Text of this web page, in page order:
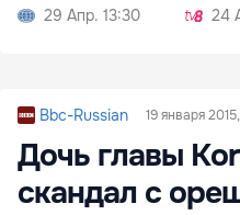
29 Апр. 13:30
24
Bbc-Russian 19 января 2015,
Дочь главы
скандал с